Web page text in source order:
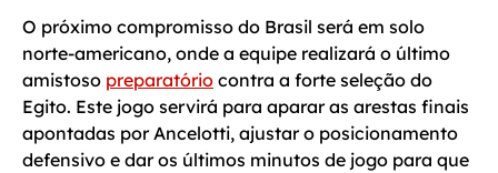
O próximo compromisso do Brasil será em solo
norte-americano, onde a equipe realizará o último
amistoso preparatório contra a forte seleção do
Egito. Este jogo servirá para aparar as arestas finais
apontadas por Ancelotti, ajustar o posicionamento
defensivo e dar os últimos minutos de jogo para que